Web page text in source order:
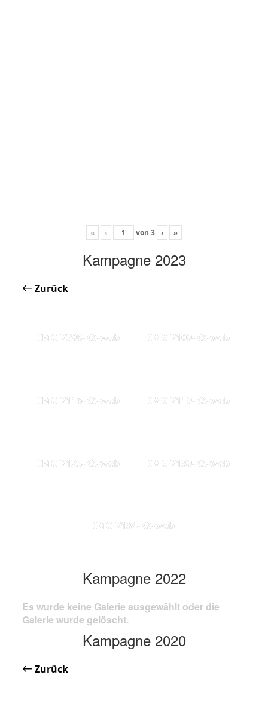
« ‹ von 3 › »
Kampagne 2023
Zurück
IMG 7098-KS-web IMG 7109-KS-web
IMG 7116-KS-web IMG 7119-KS-web
IMG 7123-KS-web IMG 7130-KS-web
IMG 7134-KS-web
Kampagne 2022
Es wurde keine Galerie ausgewählt oder die
Galerie wurde gelöscht.
Kampagne 2020
Zurück